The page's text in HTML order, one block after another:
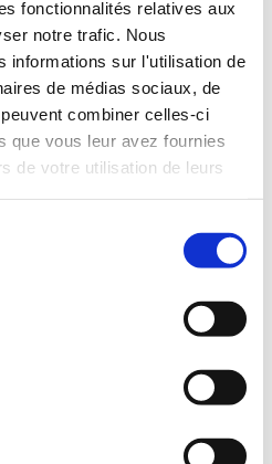
fonctionnalités relatives aux
notre trafic. Nous
informations sur l'utilisation de
de médias sociaux, de
combiner celles-ci
que vous leur avez fournies
de votre utilisation de leurs